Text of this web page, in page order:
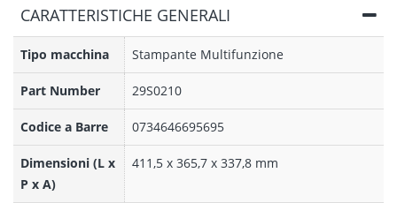
CARATTERISTICHE GENERALI
Tipo macchina Stampante Multifunzione
Part Number 29S0210
Codice a Barre 0734646695695
Dimensioni (L x
P x A)
411,5 x 365,7 x 337,8 mm